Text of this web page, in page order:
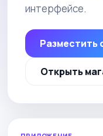
интерфейсе.
Разместить
Открыть